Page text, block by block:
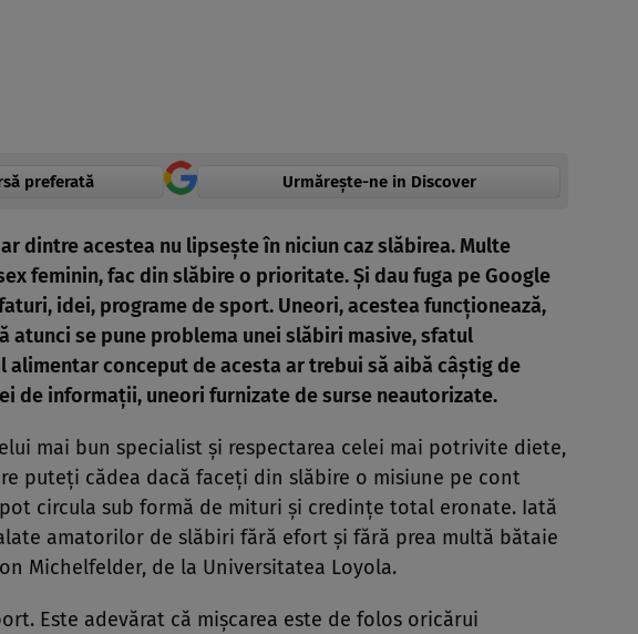
preferată Urmărește-ne in Discover
dintre acestea nu lipseşte în niciun caz slăbirea. Multe
feminin, fac din slăbire o prioritate. Şi dau fuga pe Google
idei, programe de sport. Uneori, acestea funcţionează,
atunci se pune problema unei slăbiri masive, sfatul
alimentar conceput de acesta ar trebui să aibă câştig de
de informaţii, uneori furnizate de surse neautorizate.
mai bun specialist şi respectarea celei mai potrivite diete,
puteţi cădea dacă faceţi din slăbire o misiune pe cont
circula sub formă de mituri şi credinţe total eronate. Iată
amatorilor de slăbiri fără efort şi fără prea multă bătaie
Michelfelder, de la Universitatea Loyola.
Este adevărat că mişcarea este de folos oricărui